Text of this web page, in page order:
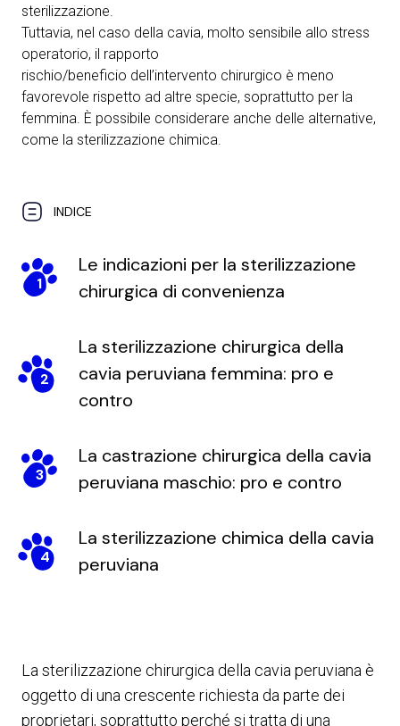
sterilizzazione.
Tuttavia, nel caso della cavia, molto sensibile allo stress
operatorio, il rapporto
rischio/beneficio dell’intervento chirurgico è meno
favorevole rispetto ad altre specie, soprattutto per la
femmina. È possibile considerare anche delle alternative,
come la sterilizzazione chimica.
INDICE
1
Le indicazioni per la sterilizzazione
chirurgica di convenienza
2
La sterilizzazione chirurgica della
cavia peruviana femmina: pro e
contro
3
La castrazione chirurgica della cavia
peruviana maschio: pro e contro
4
La sterilizzazione chimica della cavia
peruviana
La sterilizzazione chirurgica della cavia peruviana è
oggetto di una crescente richiesta da parte dei
proprietari, soprattutto perché si tratta di una